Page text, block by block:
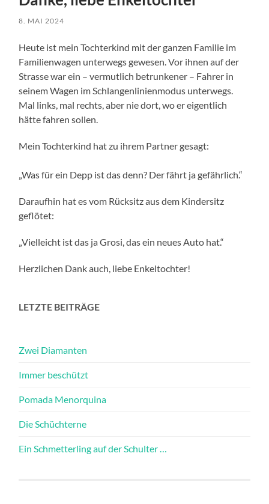
8. MAI 2024
Heute ist mein Tochterkind mit der ganzen Familie im
Familienwagen unterwegs gewesen. Vor ihnen auf der
Strasse war ein – vermutlich betrunkener – Fahrer in
seinem Wagen im Schlangenlinienmodus unterwegs.
Mal links, mal rechts, aber nie dort, wo er eigentlich
hätte fahren sollen.
Mein Tochterkind hat zu ihrem Partner gesagt:
„Was für ein Depp ist das denn? Der fährt ja gefährlich.“
Daraufhin hat es vom Rücksitz aus dem Kindersitz
geflötet:
„Vielleicht ist das ja Grosi, das ein neues Auto hat.“
Herzlichen Dank auch, liebe Enkeltochter!
LETZTE BEITRÄGE
Zwei Diamanten
Immer beschützt
Pomada Menorquina
Die Schüchterne
Ein Schmetterling auf der Schulter …